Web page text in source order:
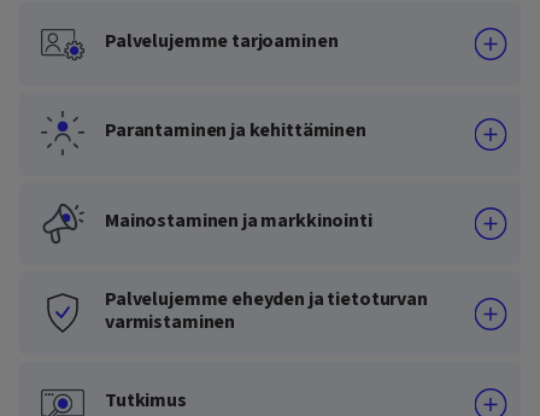
Palvelujemme tarjoaminen
Parantaminen ja kehittäminen
Mainostaminen ja markkinointi
Palvelujemme eheyden ja tietoturvan
varmistaminen
Tutkimus